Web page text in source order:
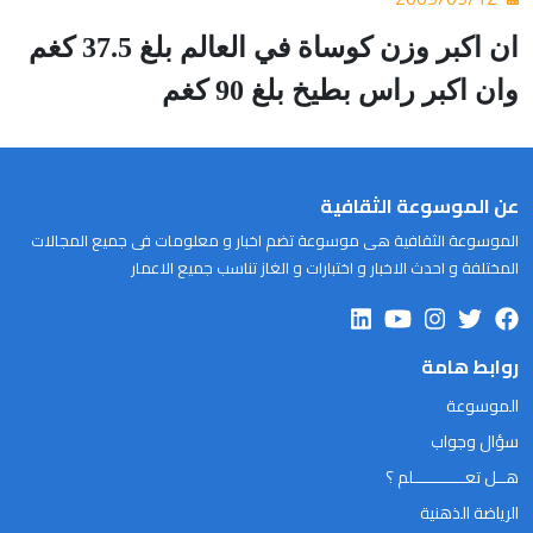
ان اكبر وزن كوساة في العالم بلغ 37.5 كغم
وان اكبر راس بطيخ بلغ 90 كغم
عن الموسوعة الثقافية
الموسوعة الثقافية هى موسوعة تضم اخبار و معلومات فى جميع المجالات
المختلفة و احدث الاخبار و اختبارات و الغاز تناسب جميع الاعمار
روابط هامة
الموسوعة
سؤال وجواب
هــل تعـــــــــــلم ؟
الرياضة الذهنية